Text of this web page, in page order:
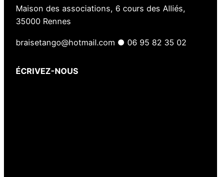
Maison des associations, 6 cours des Alliés,
35000 Rennes
braisetango@hotmail.com ● 06 95 82 35 02
ÉCRIVEZ-NOUS